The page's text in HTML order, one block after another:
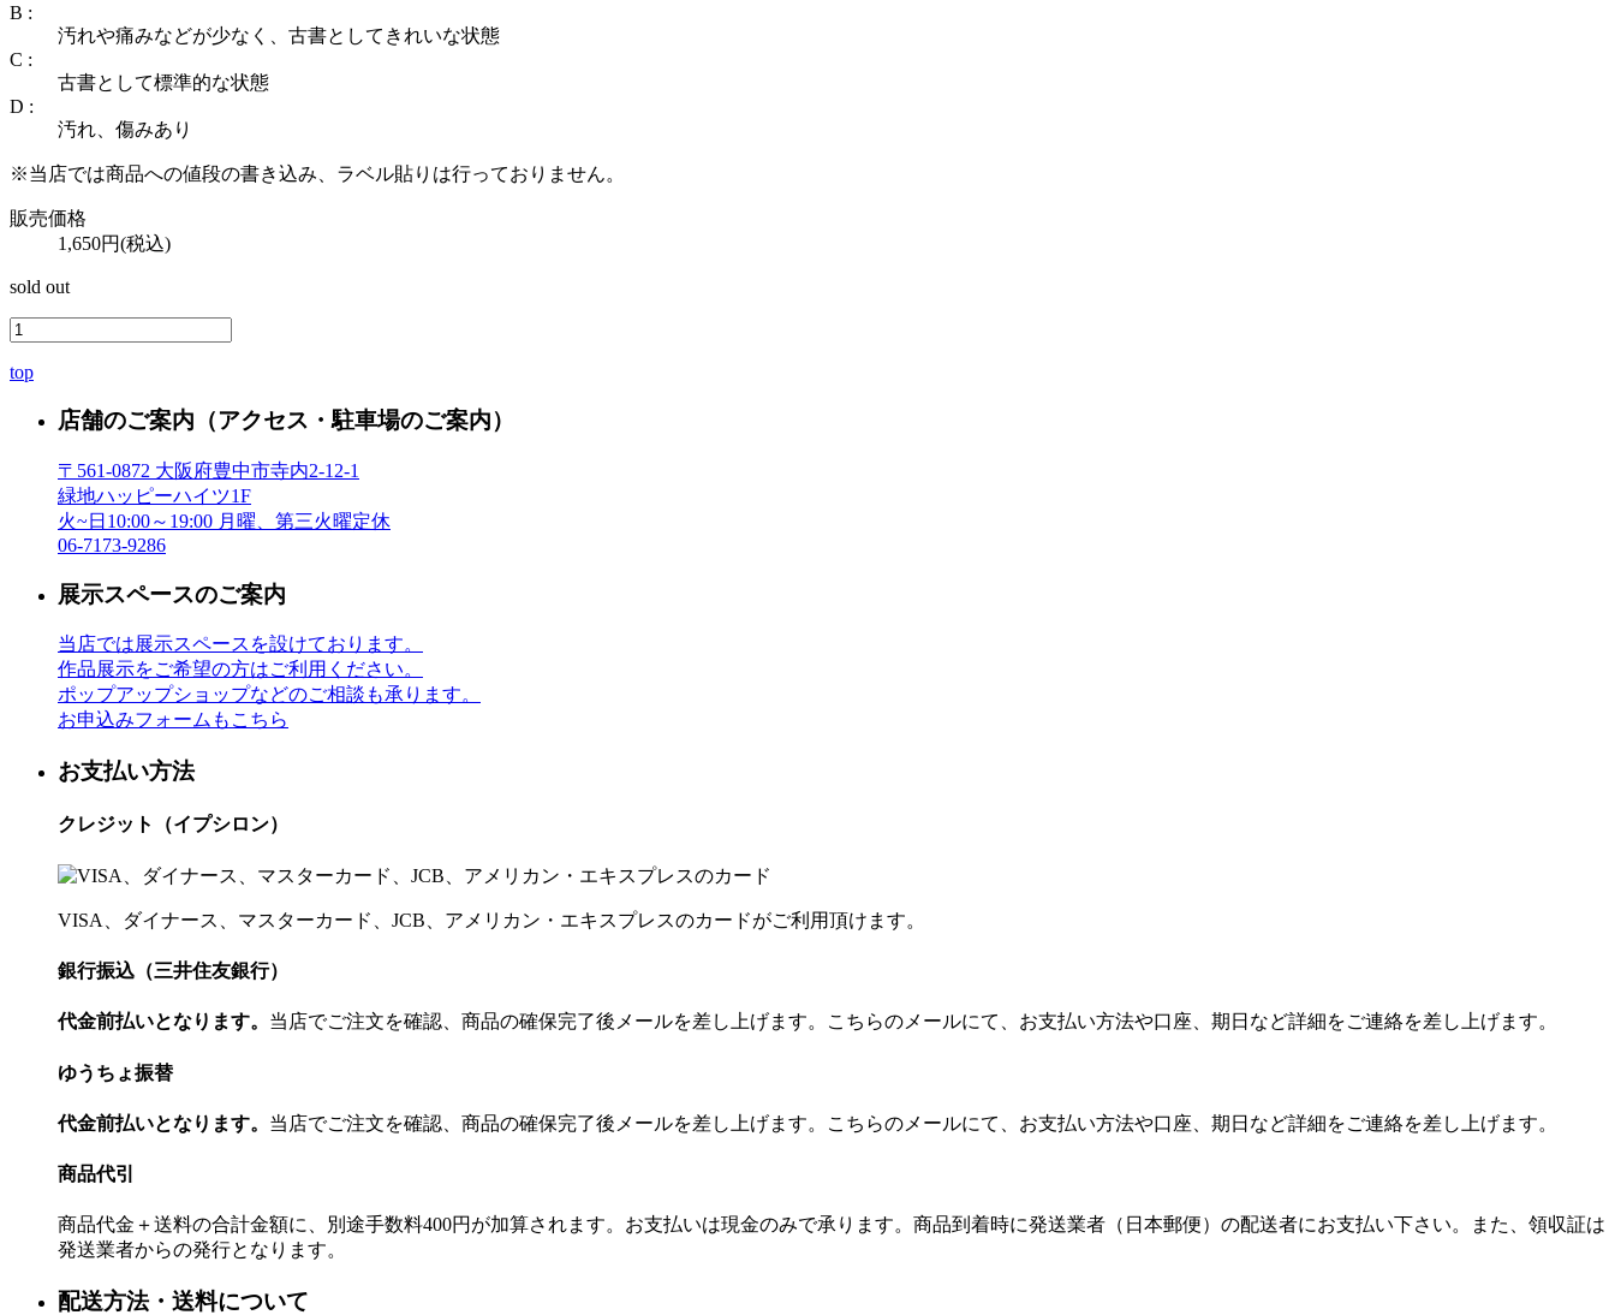
B :
汚れや痛みなどが少なく、古書としてきれいな状態
C :
古書として標準的な状態
D :
汚れ、傷みあり
※当店では商品への値段の書き込み、ラベル貼りは行っておりません。
販売価格
1,650円(税込)
sold out
top
店舗のご案内 （アクセス・駐車場のご案内）
〒561-0872 大阪府豊中市寺内2-12-1
緑地ハッピーハイツ1F
火~日10:00～19:00 月曜、第三火曜定休
06-7173-9286
展示スペースのご案内
当店では展示スペースを設けております。
作品展示をご希望の方はご利用ください。
ポップアップショップなどのご相談も承ります。
お申込みフォームもこちら
お支払い方法
クレジット（イプシロン）
VISA、ダイナース、マスターカード、JCB、アメリカン・エキスプレスのカードがご利用頂けます。
銀行振込（三井住友銀行）
代金前払いとなります。 当店でご注文を確認、商品の確保完了後メールを差し上げます。こちらのメールにて、お支払い方法や口座、期日など詳細をご連絡を差し上げます。
ゆうちょ振替
代金前払いとなります。 当店でご注文を確認、商品の確保完了後メールを差し上げます。こちらのメールにて、お支払い方法や口座、期日など詳細をご連絡を差し上げます。
商品代引
商品代金＋送料の合計金額に、別途手数料400円が加算されます。お支払いは現金のみで承ります。商品到着時に発送業者（日本郵便）の配送者にお支払い下さい。また、領収証は
発送業者からの発行となります。
配送方法・送料について